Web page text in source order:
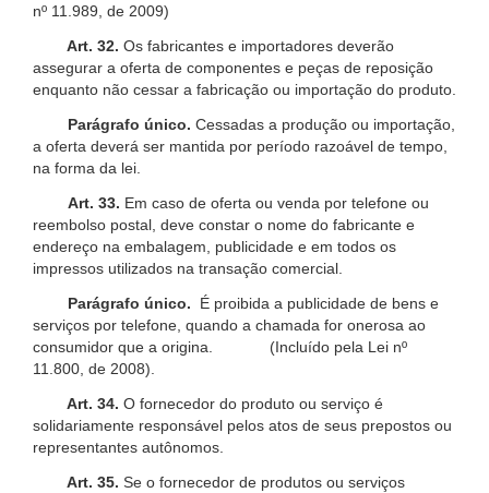
nº 11.989, de 2009)
Art. 32. Os fabricantes e importadores deverão
assegurar a oferta de componentes e peças de reposição
enquanto não cessar a fabricação ou importação do produto.
Parágrafo único. Cessadas a produção ou importação,
a oferta deverá ser mantida por período razoável de tempo,
na forma da lei.
Art. 33. Em caso de oferta ou venda por telefone ou
reembolso postal, deve constar o nome do fabricante e
endereço na embalagem, publicidade e em todos os
impressos utilizados na transação comercial.
Parágrafo único.
É proibida a publicidade de bens e
serviços por telefone, quando a chamada for onerosa ao
consumidor que a origina. (Incluído pela Lei nº
11.800, de 2008).
Art. 34. O fornecedor do produto ou serviço é
solidariamente responsável pelos atos de seus prepostos ou
representantes autônomos.
Art. 35. Se o fornecedor de produtos ou serviços